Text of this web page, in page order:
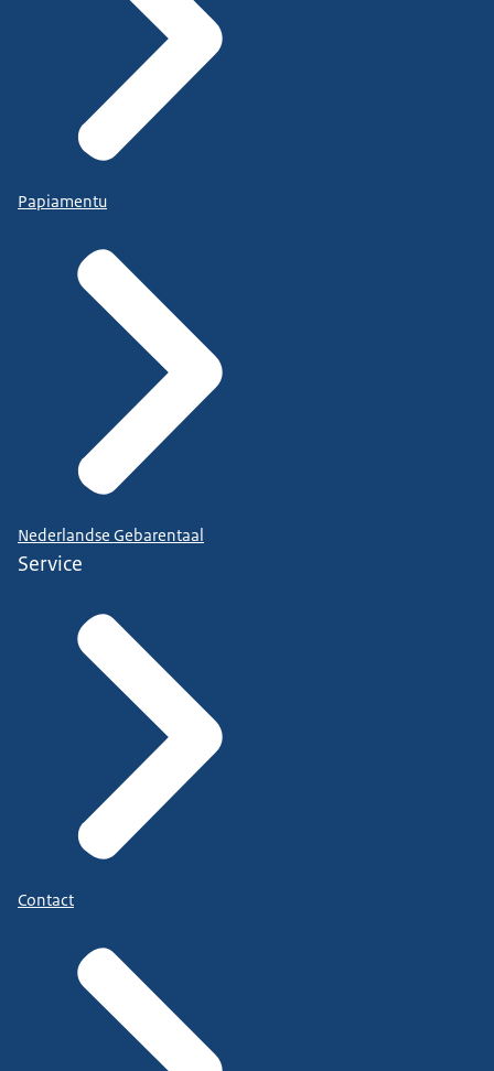
Papiamentu
Nederlandse Gebarentaal
Service
Contact